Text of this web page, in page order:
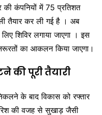
की कंपनियों में 75 प्रतिशत
तैयार कर ली गई है । अब
शिविर लगाया जाएगा । इस
का आकलन किया जाएगा।
की पूरी तैयारी
के बाद विकास को रफ्तार
की वजह से सुखाड़ जैसी